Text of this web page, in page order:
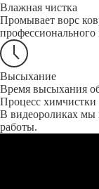
Влажная чистка
Промывает ворс
Высыхание
Время высыхания
Процесс химчистки
В видеороликах мы
работы.